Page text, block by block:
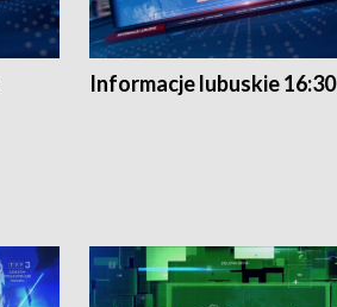
Informacje lubuskie 16:30